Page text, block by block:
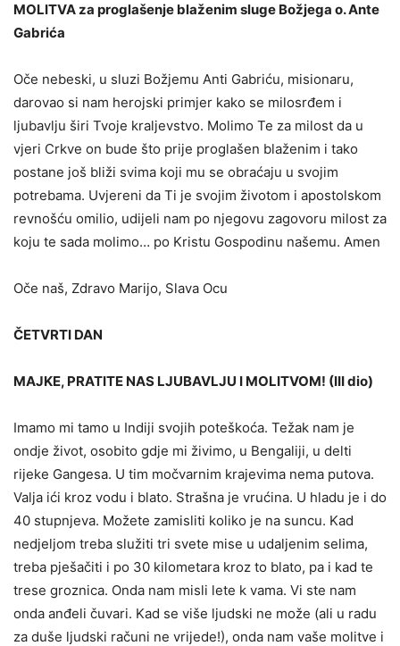
MOLITVA za proglašenje blaženim sluge Božjega o. Ante
Gabrića
Oče nebeski, u sluzi Božjemu Anti Gabriću, misionaru,
darovao si nam herojski primjer kako se milosrđem i
ljubavlju širi Tvoje kraljevstvo. Molimo Te za milost da u
vjeri Crkve on bude što prije proglašen blaženim i tako
postane još bliži svima koji mu se obraćaju u svojim
potrebama. Uvjereni da Ti je svojim životom i apostolskom
revnošću omilio, udijeli nam po njegovu zagovoru milost za
koju te sada molimo… po Kristu Gospodinu našemu. Amen
Oče naš, Zdravo Marijo, Slava Ocu
ČETVRTI DAN
MAJKE, PRATITE NAS LJUBAVLJU I MOLITVOM! (III dio)
Imamo mi tamo u Indiji svojih poteškoća. Težak nam je
ondje život, osobito gdje mi živimo, u Bengaliji, u delti
rijeke Gangesa. U tim močvarnim krajevima nema putova.
Valja ići kroz vodu i blato. Strašna je vrućina. U hladu je i do
40 stupnjeva. Možete zamisliti koliko je na suncu. Kad
nedjeljom treba služiti tri svete mise u udaljenim selima,
treba pješačiti i po 30 kilometara kroz to blato, pa i kad te
trese groznica. Onda nam misli lete k vama. Vi ste nam
onda anđeli čuvari. Kad se više ljudski ne može (ali u radu
za duše ljudski računi ne vrijede!), onda nam vaše molitve i